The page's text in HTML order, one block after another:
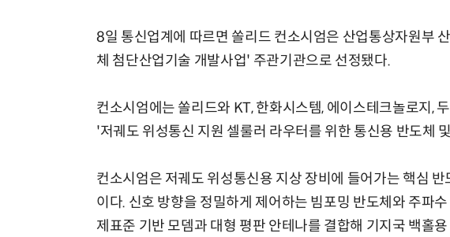
8일 통신업계에 따르면 쏠리드 컨소시엄은 산업통상자원부
체 첨단산업기술 개발사업' 주관기관으로 선정됐다.
컨소시엄에는 쏠리드와 KT, 한화시스템, 에이스테크놀로지,
'저궤도 위성통신 지원 셀룰러 라우터를 위한 통신용 반도체
컨소시엄은 저궤도 위성통신용 지상 장비에 들어가는 핵심
이다. 신호 방향을 정밀하게 제어하는 빔포밍 반도체와 주파
제표준 기반 모뎀과 대형 평판 안테나를 결합해 기지국 백홀